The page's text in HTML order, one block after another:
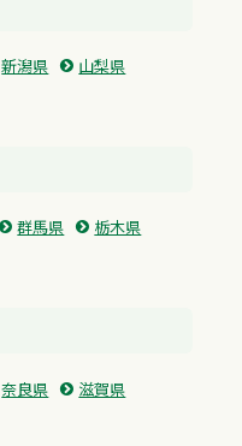
新潟県
山梨県
群馬県
栃木県
奈良県
滋賀県